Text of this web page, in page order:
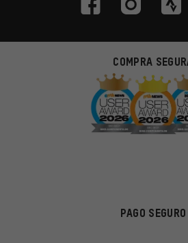
COMPRA
PAGO SEGURO